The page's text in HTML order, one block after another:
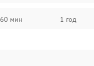
60 мин 1 год